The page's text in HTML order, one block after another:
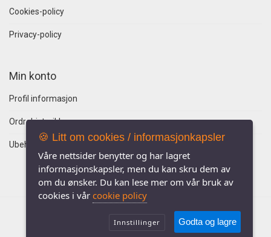
Cookies-policy
Privacy-policy
Min konto
Profil informasjon
Ordrehistorikk
Ubehandlede ordre
🍪 Litt om cookies / informasjonkapsler
Våre nettsider benytter og har lagret
informasjonskapsler, men du kan skru dem av
om du ønsker. Du kan lese mer om vår bruk av
cookies i vår cookie policy
Innstillinger Godta og lagre